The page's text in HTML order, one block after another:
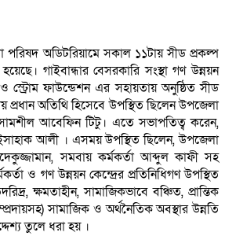
পরিষদ অডিটরিয়ামে সকাল ১১টায় সীড প্রকল্প
গাইবান্ধার বেসরকারি সংস্থা গণ উন্নয়ন
ফাউন্ডেশন এর সহায়তায় অনুষ্ঠিত সীড
অতিথি হিসেবে উপস্থিত ছিলেন উপজেলা
আবেফিন টিটু। এতে সভাপতিত্ব করেন,
ইসাহাক আলী । এসময় উপস্থিত ছিলেন, উপজেলা
সমবায় কর্মকর্তা আব্দুল কাফী সহ
ও গণ উন্নয়ন কেন্দ্রের প্রতিনিধিগণ উপস্থিত
ক্ষমতাহীন, সামাজিকভাবে বঞ্চিত, প্রান্তিক
সামাজিক ও অর্থনৈতিক অবস্থার উন্নতি
তুলে ধরা হয় ।